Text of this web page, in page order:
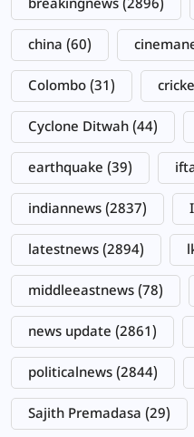
breakingnews (2896)
china (60)
Colombo (31)
Cyclone Ditwah (44)
earthquake (39)
indiannews (2837)
latestnews (2894)
middleeastnews (78)
news update (2861)
politicalnews (2844)
Sajith Premadasa (29)